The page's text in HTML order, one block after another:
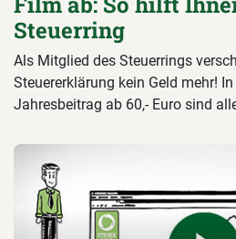
Steuerring
Als Mitglied des Steuerrings
Steuererklärung kein Geld mehr!
Jahresbeitrag ab 60,- Euro sind